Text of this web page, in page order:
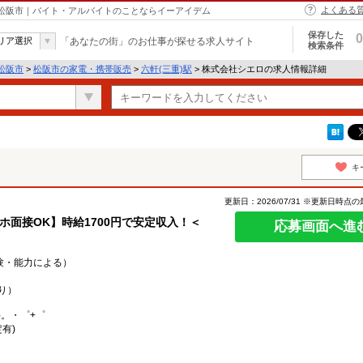
市｜バイト・アルバイトのことならイーアイデム よくある
ア選択 「あなたの街」のお仕事が探せる求人サイト
保存した
検索条件
0
阪市 > 松阪市の家電・携帯販売 > 六軒(三重)駅 > 株式会社シエロの求人情報詳細
キ
面接OK】時給1700円で安定収入！＜
更新日：2026/07/31 ※更新日時点の
応募画面へ進
能力による）
）
・゜+゜
有)